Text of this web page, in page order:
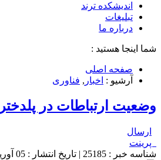
اندیشکده ترند
تبلیغات
درباره ما
شما اینجا هستید :
صفحه اصلی
آرشیو : اخبار , فناوری
وضعیت ارتباطات در
ارسال
پرینت
شناسه خبر : 25185 | تاریخ انتشار : 05 آوریل 2019 - 15:30 | تعداد دیدگاه :